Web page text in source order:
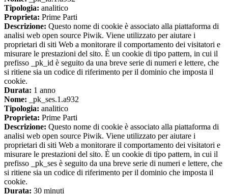
Tipologia: analitico
Proprieta: Prime Parti
Descrizione: Questo nome di cookie è associato alla piattaforma di
analisi web open source Piwik. Viene utilizzato per aiutare i
proprietari di siti Web a monitorare il comportamento dei visitatori e
misurare le prestazioni del sito. È un cookie di tipo pattern, in cui il
prefisso _pk_id è seguito da una breve serie di numeri e lettere, che
si ritiene sia un codice di riferimento per il dominio che imposta il
cookie.
Durata: 1 anno
Nome: _pk_ses.1.a932
Tipologia: analitico
Proprieta: Prime Parti
Descrizione: Questo nome di cookie è associato alla piattaforma di
analisi web open source Piwik. Viene utilizzato per aiutare i
proprietari di siti Web a monitorare il comportamento dei visitatori e
misurare le prestazioni del sito. È un cookie di tipo pattern, in cui il
prefisso _pk_ses è seguito da una breve serie di numeri e lettere, che
si ritiene sia un codice di riferimento per il dominio che imposta il
cookie.
Durata: 30 minuti